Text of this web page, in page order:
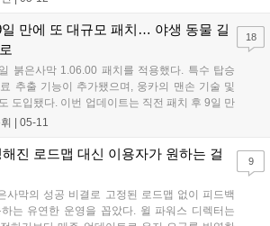
어 개발 중인 도깨비와 플랜 8 등 신작 라인업을
의 출시 사이클을 유지하며 성장세를 이어갈 계
만에 또 대규모 패치… 야생 동물 길
붉은사막 1.06.00 패치를 적용했다. 특수 탑승
추출 기능이 추가됐으며, 웅카의 맨손 기술 및
도입됐다. 이번 업데이트는 직전 패치 후 9일 만
기 업데이트에선 데미안의 맨손 기술이 추가될
임성을 개선 중이다....
05-11
18
진 로드맵 대신 이용자가 원하는 걸
사막의 성공 비결로 고정된 로드맵 없이 피드백
는 유연한 운영을 꼽았다. 윌 파워스 디렉터는
9